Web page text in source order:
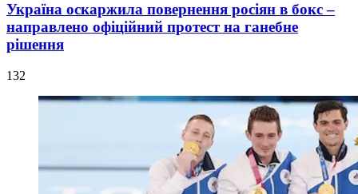
Україна оскаржила повернення росіян в бокс –
направлено офіційний протест на ганебне
рішення
132